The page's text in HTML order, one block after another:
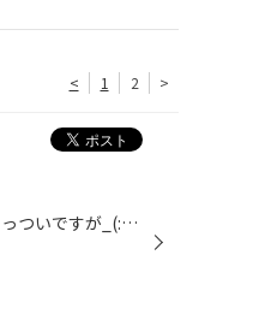
< 1 2 >
こんにちは。 梅雨明けしましたね！！！ あーーーーーーーーーーーーっついですが_(:3 」∠)_ 早いですが今年も大抽選会申し込みはじめました。 スタッドレスタイヤ、今シーズン購入予定の方はぜひ申し込みください！！！ 当たる保障はありませんが・・・。 でも申し込まないと当たりませんので・・...